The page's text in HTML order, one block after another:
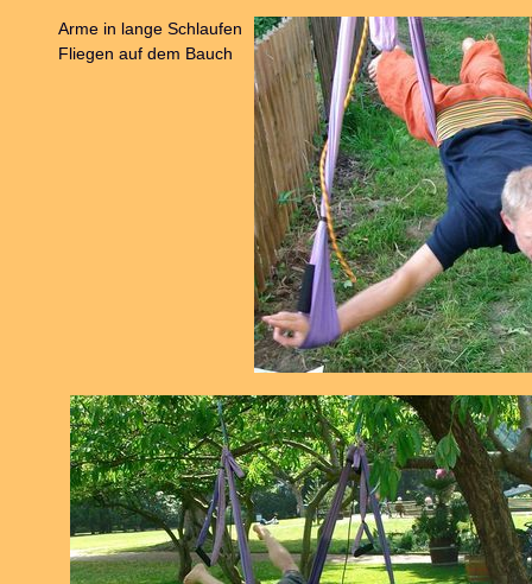
Arme in lange Schlaufen
Fliegen auf dem Bauch